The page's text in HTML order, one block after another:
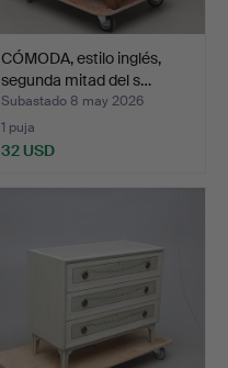
CÓMODA, estilo inglés,
segunda mitad del s…
Subastado 8 may 2026
1 puja
32 USD